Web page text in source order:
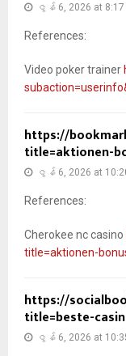
ဇွန် 6, 2026 at
References:
Video poker trainer
https://
title=aktionen-
ဇွန် 6, 2026 at
References:
Cherokee nc casino
title=aktionen-
https://
title=beste-
ဇွန် 6, 2026 at